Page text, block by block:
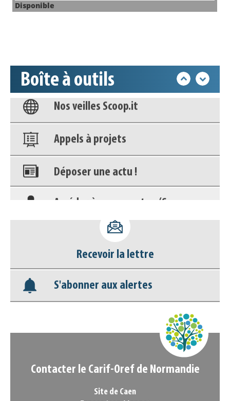
Disponible
Boîte à outils
Nos veilles Scoop.it
Appels à projets
Déposer une actu !
Accéder à son compte - (Se
déconnecter)
Base documentaire
Nos veilles Scoop.it
Recevoir la lettre
S'abonner aux alertes
Contacter le Carif-Oref de Normandie
Site de Caen